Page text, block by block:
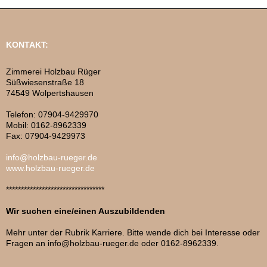
KONTAKT:
Zimmerei Holzbau Rüger
Süßwiesenstraße 18
74549 Wolpertshausen
Telefon: 07904-9429970
Mobil: 0162-8962339
Fax: 07904-9429973
info@holzbau-rueger.de
www.holzbau-rueger.de
*********************************
Wir suchen eine/einen Auszubildenden
Mehr unter der Rubrik Karriere. Bitte wende dich bei Interesse oder
Fragen an info@holzbau-rueger.de oder 0162-8962339.